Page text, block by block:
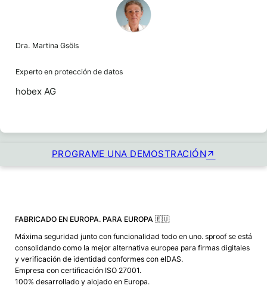
Dra. Martina Gsöls
Experto en protección de datos
hobex AG
PROGRAME UNA DEMOSTRACIÓN
FABRICADO EN EUROPA. PARA EUROPA 🇪🇺
Máxima seguridad junto con funcionalidad todo en uno. sproof se está
consolidando como la mejor alternativa europea para firmas digitales
y verificación de identidad conformes con eIDAS.
Empresa con certificación ISO 27001.
100% desarrollado y alojado en Europa.